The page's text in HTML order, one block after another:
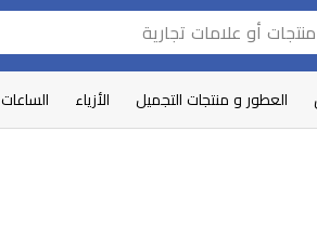
العطور و منتجات التجميل الأزياء الساعات